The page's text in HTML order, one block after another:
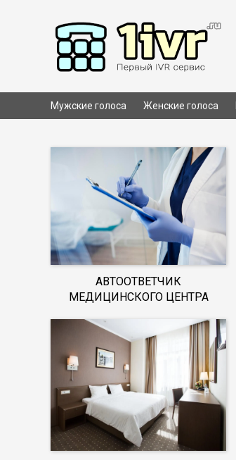
Мужские голоса Женские голоса
АВТООТВЕТЧИК
МЕДИЦИНСКОГО ЦЕНТРА